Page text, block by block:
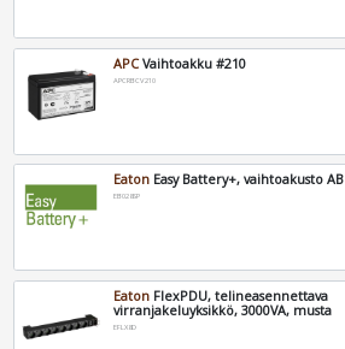
APCVaihtoakku #210
APCRBCV210
Eaton Easy Battery+, vaihtoakusto AB
EB028SP
Eaton FlexPDU, telineasennettava
virranjakeluyksikkö, 3000VA, musta
EFLX8D